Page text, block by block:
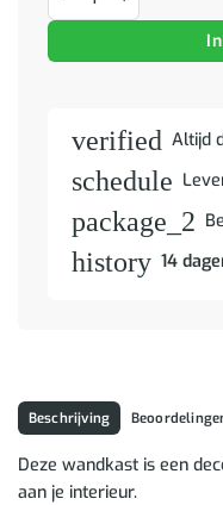
verified Altijd
schedule
package_2
history 14
Beschrijving
Deze wandkast is een
aan je interieur.